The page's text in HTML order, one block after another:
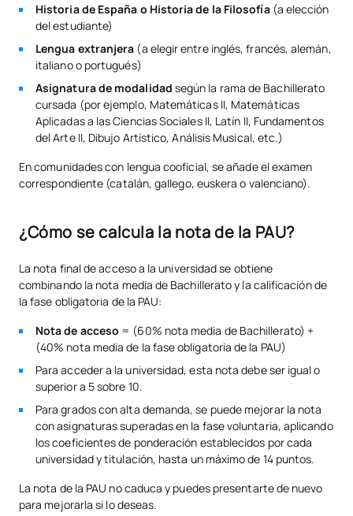
Historia de España o Historia de la Filosofía(a elección
del estudiante)
Lengua extranjera (a elegir entre inglés, francés, alemán,
italiano o portugués)
Asignatura de modalidad según la rama de Bachillerato
cursada (por ejemplo, Matemáticas II, Matemáticas
Aplicadas a las Ciencias Sociales II, Latín II, Fundamentos
del Arte II, Dibujo Artístico, Análisis Musical, etc.)
En comunidades con lengua cooficial, se añade el examen
correspondiente (catalán, gallego, euskera o valenciano).
¿Cómo se calcula la nota de la PAU?
La nota final de acceso a la universidad se obtiene
combinando la nota media de Bachillerato y la calificación de
la fase obligatoria de la PAU:
Nota de acceso = (60% nota media de Bachillerato) +
(40% nota media de la fase obligatoria de la PAU)
Para acceder a la universidad, esta nota debe ser igual o
superior a 5 sobre 10.
Para grados con alta demanda, se puede mejorar la nota
con asignaturas superadas en la fase voluntaria, aplicando
los coeficientes de ponderación establecidos por cada
universidad y titulación, hasta un máximo de 14 puntos.
La nota de la PAU no caduca y puedes presentarte de nuevo
para mejorarla si lo deseas.